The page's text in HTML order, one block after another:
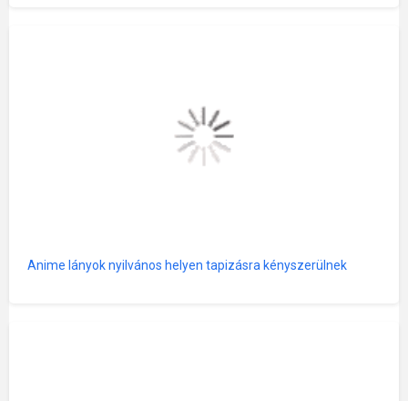
Anime lányok nyilvános helyen tapizásra kényszerülnek